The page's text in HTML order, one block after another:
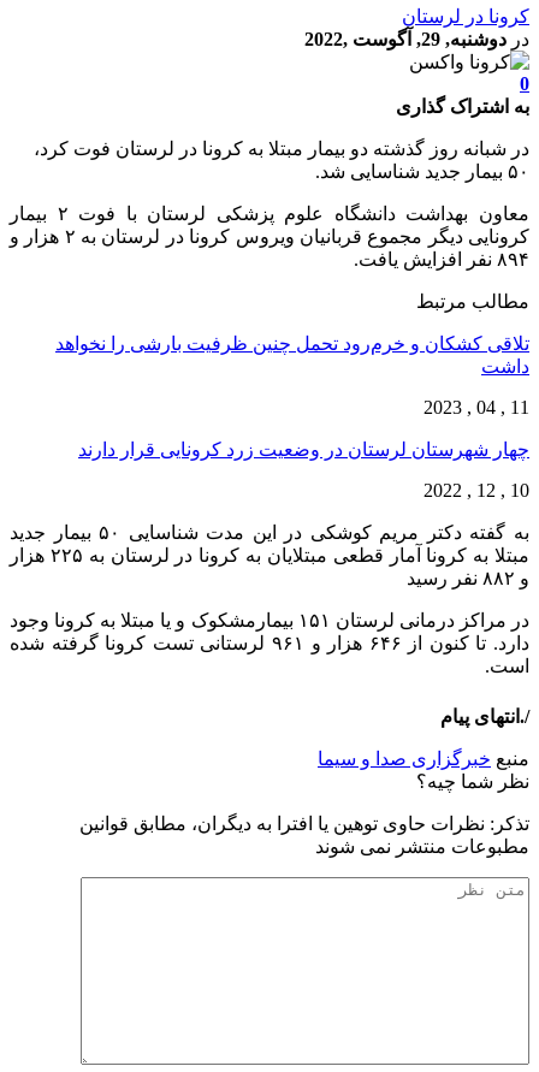
کرونا در لرستان
در دوشنبه, 29, آگوست ,2022
0
به اشتراک گذاری
در شبانه روز گذشته دو بیمار مبتلا به کرونا در لرستان فوت کرد،
۵۰ بیمار جدید شناسایی شد.
معاون بهداشت دانشگاه علوم پزشکی لرستان با فوت ۲ بیمار
کرونایی دیگر مجموع قربانیان ویروس کرونا در لرستان به ۲ هزار و
۸۹۴ نفر افزایش یافت.
مطالب مرتبط
تلاقی کشکان و خرم‌رود تحمل چنین ظرفیت بارشی را نخواهد
داشت
11 , 04 , 2023
چهار شهرستان لرستان در وضعیت زرد کرونایی قرار دارند
10 , 12 , 2022
به گفته دکتر مریم کوشکی در این مدت شناسایی ۵۰ بیمار جدید
مبتلا به کرونا آمار قطعی مبتلایان به کرونا در لرستان به ۲۲۵ هزار
و ۸۸۲ نفر رسید
در مراکز درمانی لرستان ۱۵۱ بیمارمشکوک و یا مبتلا به کرونا وجود
دارد. تا کنون از ۶۴۶ هزار و ۹۶۱ لرستانی تست کرونا گرفته شده
است.
/.انتهای پیام
منبع خبرگزاری صدا و سیما
نظر شما چیه؟
تذكر: نظرات حاوی توهين يا افترا به ديگران، مطابق قوانين
مطبوعات منتشر نمی شوند